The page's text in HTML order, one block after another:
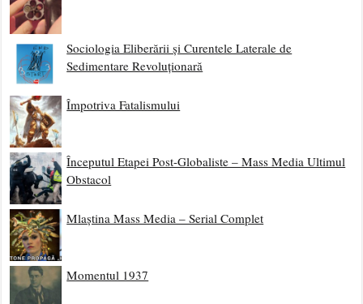
Sociologia Eliberării și Curentele Laterale de
Sedimentare Revoluționară
Împotriva Fatalismului
Începutul Etapei Post-Globaliste – Mass Media Ultimul
Obstacol
Mlaștina Mass Media – Serial Complet
Momentul 1937